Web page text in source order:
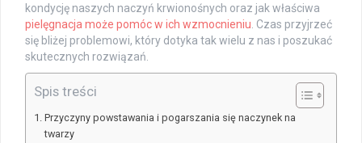
kondycję naszych naczyń krwionośnych oraz jak właściwa
pielęgnacja może pomóc w ich wzmocnieniu . Czas przyjrzeć
się bliżej problemowi, który dotyka tak wielu z nas i poszukać
skutecznych rozwiązań.
Spis treści
Przyczyny powstawania i pogarszania się naczynek na
twarzy